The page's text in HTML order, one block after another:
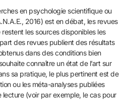
en psychologie scientifique ou
2016) est en débat, les revues
les sources disponibles les
des revues publient des résultats
dans des conditions bien
connaître un état de l’art sur
sa pratique, le plus pertinent est de
ou les méta-analyses publiées
(voir par exemple, le cas pour